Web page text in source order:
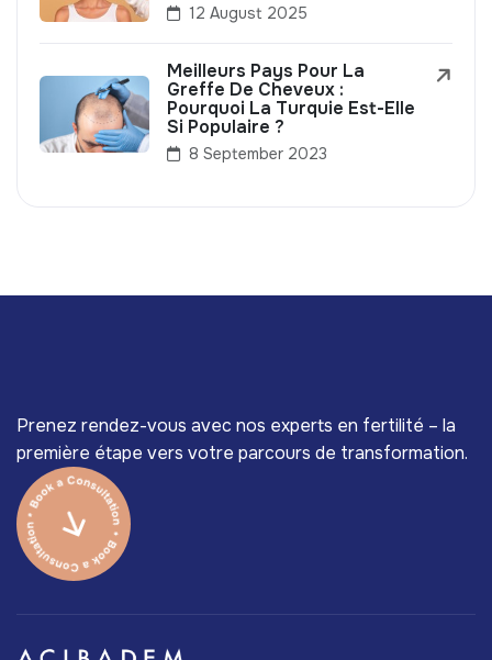
12 August 2025
Meilleurs Pays Pour La
Greffe De Cheveux :
Pourquoi La Turquie Est-Elle
Si Populaire ?
8 September 2023
Prenez rendez-vous avec nos experts en fertilité – la
première étape vers votre parcours de transformation.